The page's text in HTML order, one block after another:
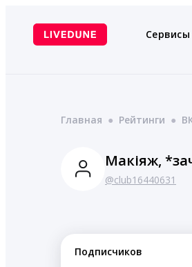
содержимому
Сервисы
Главная ● Рейтинги ●
Макіяж,
@club16440631
Подписчиков